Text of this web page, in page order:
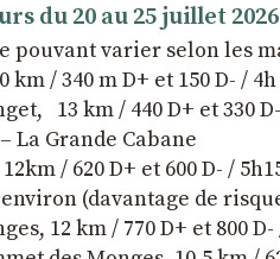
du 20 au 25 juillet 2026
varier selon les
/ 340 m D+ et 150 D- /
13 km / 440 D+ et 330
La Grande Cabane
/ 620 D+ et 600 D- /
(davantage de
12 km / 770 D+ et 800